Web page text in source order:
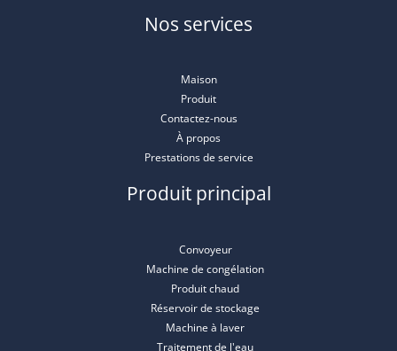
Nos services
Maison
Produit
Contactez-nous
À propos
Prestations de service
Produit principal
Convoyeur
Machine de congélation
Produit chaud
Réservoir de stockage
Machine à laver
Traitement de l'eau